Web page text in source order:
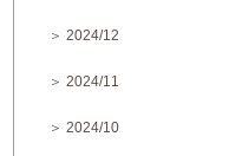
＞ 2024/12
＞ 2024/11
＞ 2024/10